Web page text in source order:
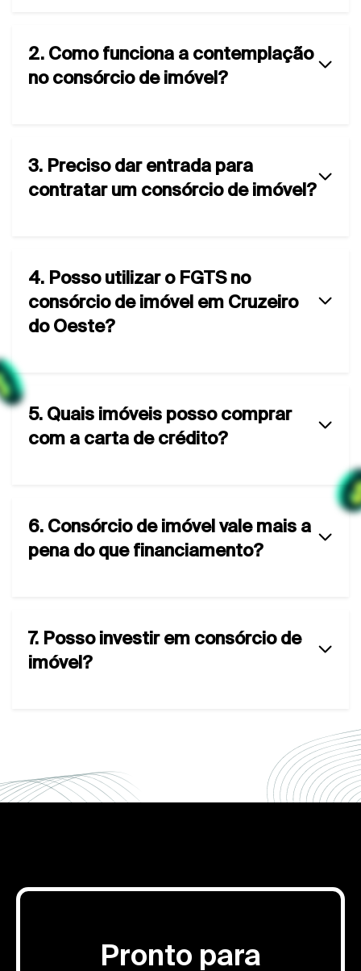
2. Como funciona a contemplação
no consórcio de imóvel?
3. Preciso dar entrada para
contratar um consórcio de imóvel?
4. Posso utilizar o FGTS no
consórcio de imóvel em Cruzeiro
do Oeste?
5. Quais imóveis posso comprar
com a carta de crédito?
6. Consórcio de imóvel vale mais a
pena do que financiamento?
7. Posso investir em consórcio de
imóvel?
Pronto para